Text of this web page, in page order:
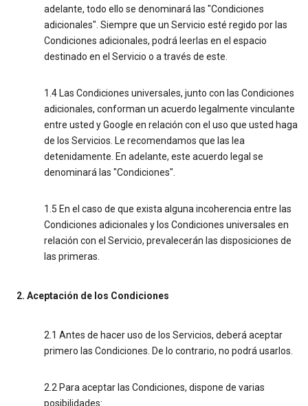
adelante, todo ello se denominará las "Condiciones
adicionales". Siempre que un Servicio esté regido por las
Condiciones adicionales, podrá leerlas en el espacio
destinado en el Servicio o a través de este.
1.4 Las Condiciones universales, junto con las Condiciones
adicionales, conforman un acuerdo legalmente vinculante
entre usted y Google en relación con el uso que usted haga
de los Servicios. Le recomendamos que las lea
detenidamente. En adelante, este acuerdo legal se
denominará las "Condiciones".
1.5 En el caso de que exista alguna incoherencia entre las
Condiciones adicionales y los Condiciones universales en
relación con el Servicio, prevalecerán las disposiciones de
las primeras.
2. Aceptación de los Condiciones
2.1 Antes de hacer uso de los Servicios, deberá aceptar
primero las Condiciones. De lo contrario, no podrá usarlos.
2.2 Para aceptar las Condiciones, dispone de varias
posibilidades: